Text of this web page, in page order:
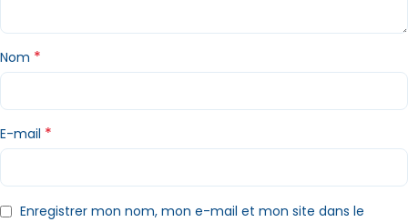
Nom *
E-mail *
Enregistrer mon nom, mon e-mail et mon site dans le